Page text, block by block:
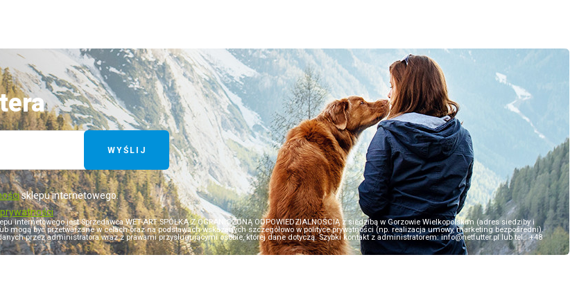
WYŚLIJ
sklepu internetowego.
jest Sprzedawca WET-ART SPÓŁKA Z OGRANICZONĄ ODPOWIEDZIALNOŚCIĄ z siedzibą w Gorzowie Wielkopolskim (adres siedziby i
mogą być przetwarzane w celach oraz na podstawach wskazanych szczegółowo w polityce prywatności (np. realizacja umowy, marketing bezpośredni).
przez administratora wraz z prawami przysługującymi osobie, której dane dotyczą. Szybki kontakt z administratorem: info@netfutter.pl lub tel.: +48